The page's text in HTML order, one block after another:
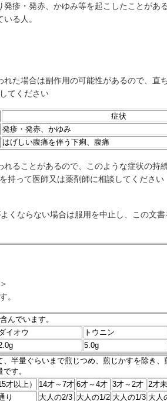
疹・発赤、かゆみ等を起こしたことがある
る人。
れた場合は副作用の可能性があるので、直
てください
症状
発疹・発赤、かゆみ
はげしい腹痛を伴う下痢、腹痛
ることがあるので、このような症状の持
持って医師又は薬剤師に相談してください
くならない場合は服用を中止し、この文
。
んでいます。
イオウ トウニン
5.0g
、半量ぐらいまで煎じつめ、煎じかすを除き
す。
才以上） 14才～7才 6才～4才 3才～2才 2才
り 大人の2/3 大人の1/2 大人の1/3 大人